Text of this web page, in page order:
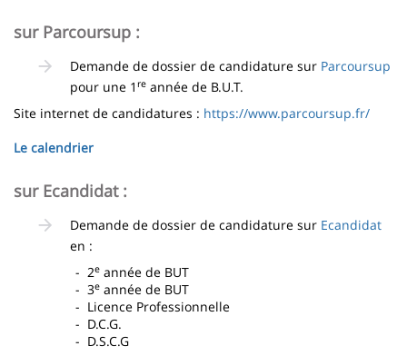
la
page
principale
sur Parcoursup :
Demande de dossier de candidature sur Parcoursup
pour une 1 re année de B.U.T.
Site internet de candidatures : https://www.parcoursup.fr/
Le calendrier
sur Ecandidat :
Demande de dossier de candidature sur Ecandidat
en :
- 2e année de BUT
- 3e année de BUT
- Licence Professionnelle
- D.C.G.
- D.S.C.G